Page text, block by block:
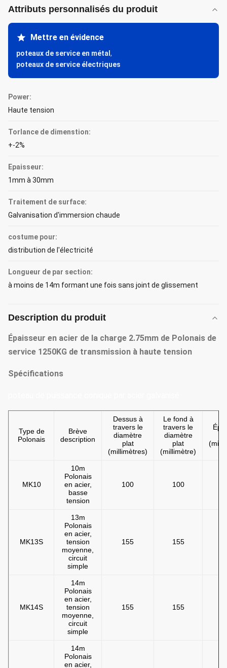
Attributs personnalisés du produit
Mettre en évidence
poteaux de service en métal ,
poteaux de service électriques
Power:
Haute tension
Torlance de dimenstion:
+-2%
Epaisseur:
1mm à 30mm
Traitement de surface:
Galvanisation d'immersion chaude
costume pour:
distribution de l'électricité
Longueur de par section:
à moins de 14m formant une fois sans joint de glissement
Description du produit
Épaisseur en acier de la charge 2.75mm de Polonais de
service 1250KG de transmission à haute tension
Spécifications
Type de
Polonais
Brève
description
Dessus à
travers le
diamètre
plat
(millimètres)
Le fond à
travers le
diamètre
plat
(millimètre)
MK10
10m
Polonais
en acier,
basse
tension
100 100
MK13S
13m
Polonais
en acier,
tension
moyenne,
circuit
simple
155 155
MK14S
14m
Polonais
en acier,
tension
moyenne,
circuit
simple
155 155
14m
Polonais
en acier,